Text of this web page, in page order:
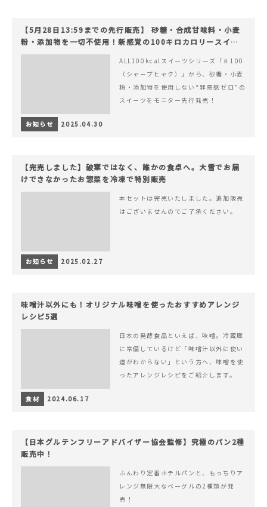
【5月28日13:59までの先行販売】 砂糖・合成甘味料・小麦
粉・添加物を一切不使用！新感覚の100キロカロリースイー
ツでヘルシーライフを。
ALL100kcalスイーツシリーズ「♯100
（シャープヒャク）」から、砂糖・小麦
粉・添加物を使用しない“罪悪感ゼロ”の
スイーツをモニター先行発売！
お知らせ 2025.04.30
【完売しました】破棄ではなく、誰かの食卓へ。大雪でお届
けできなかったお惣菜を冷凍で特別販売
本セットは完売いたしました。追加販売
はございませんのでご了承ください。
お知らせ 2025.02.27
味噌汁以外にも！オリジナル味噌を使ったおすすめアレンジ
レシピ5選
日本の発酵食品といえば、味噌。冷蔵庫
に常備しているけど「味噌汁以外に使い
道がわからない」という方へ、味噌を使
ったアレンジレシピをご紹介します。
食材 2024.06.17
【日本グルテンフリーアドバイザー協会監修】究極のパン2種
販売中！
ふんわり定番ホテルパンと、もっちりア
レンジ無限大なベーグルの2種類が発
売！